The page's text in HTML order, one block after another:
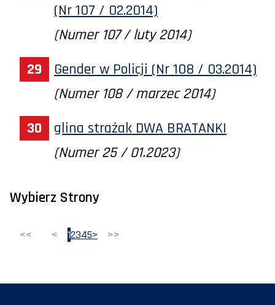
(Nr 107 / 02.2014)
(Numer 107 / luty 2014)
Gender w Policji (Nr 108 / 03.2014)
(Numer 108 / marzec 2014)
glina strażak DWA BRATANKI
(Numer 25 / 01.2023)
Wybierz Strony
<< < 12345> >>